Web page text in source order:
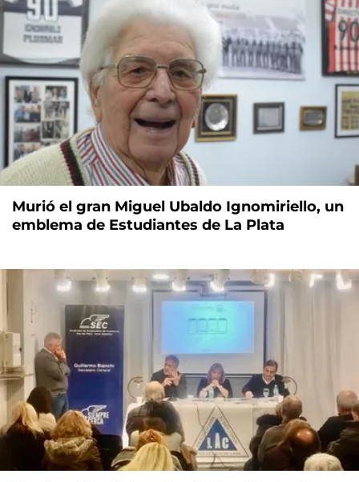
Murió el gran Miguel Ubaldo Ignomiriello, un
emblema de Estudiantes de La Plata